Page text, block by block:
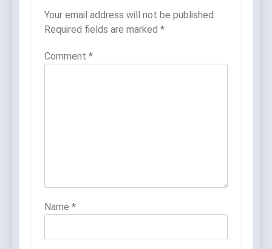
Your email address will not be published.
Required fields are marked *
Comment *
Name *